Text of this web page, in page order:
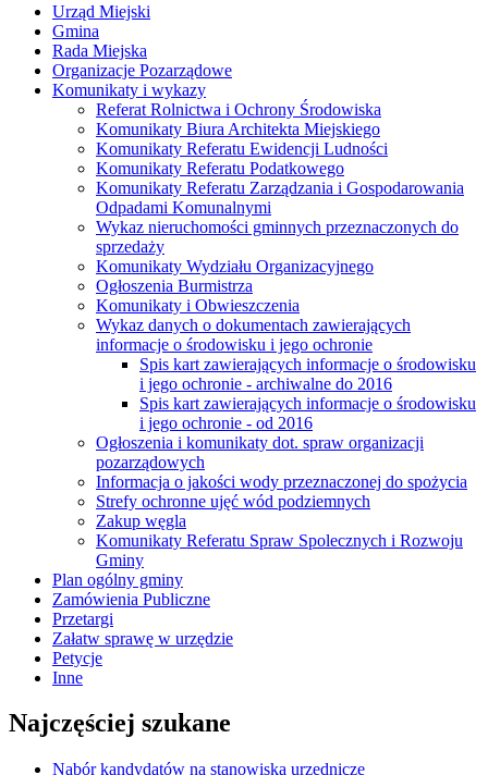
Urząd Miejski
Gmina
Rada Miejska
Organizacje Pozarządowe
Komunikaty i wykazy
Referat Rolnictwa i Ochrony Środowiska
Komunikaty Biura Architekta Miejskiego
Komunikaty Referatu Ewidencji Ludności
Komunikaty Referatu Podatkowego
Komunikaty Referatu Zarządzania i Gospodarowania
Odpadami Komunalnymi
Wykaz nieruchomości gminnych przeznaczonych do
sprzedaży
Komunikaty Wydziału Organizacyjnego
Ogłoszenia Burmistrza
Komunikaty i Obwieszczenia
Wykaz danych o dokumentach zawierających
informacje o środowisku i jego ochronie
Spis kart zawierających informacje o środowisku
i jego ochronie - archiwalne do 2016
Spis kart zawierających informacje o środowisku
i jego ochronie - od 2016
Ogłoszenia i komunikaty dot. spraw organizacji
pozarządowych
Informacja o jakości wody przeznaczonej do spożycia
Strefy ochronne ujęć wód podziemnych
Zakup węgla
Komunikaty Referatu Spraw Spolecznych i Rozwoju
Gminy
Plan ogólny gminy
Zamówienia Publiczne
Przetargi
Załatw sprawę w urzędzie
Petycje
Inne
Najczęściej szukane
Nabór kandydatów na stanowiska urzędnicze